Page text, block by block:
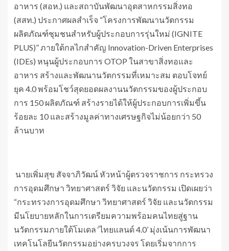
อาหาร (สอห.) และสถาบันพัฒนาอุตสาหกรรมสิ่งทอ
(สสท.) ประกาศผลสำเร็จ “โครงการพัฒนานวัตกรรม
ผลิตภัณฑ์ชุมชนสำหรับผู้ประกอบการรุ่นใหม่ (IGNITE
PLUS)” ภายใต้กลไกสำคัญ Innovation-Driven Enterprises
(IDEs) หนุนผู้ประกอบการ OTOP ในสาขาสิ่งทอและ
อาหาร สร้างและพัฒนานวัตกรรมที่เหมาะสม ตอบโจทย์
ยุค 4.0 พร้อมโชว์สุดยอดผลงานนวัตกรรมของผู้ประกอบ
การ 150 ผลิตภัณฑ์ สร้างรายได้ให้ผู้ประกอบการเพิ่มขึ้น
ร้อยละ 10 และสร้างมูลค่าทางเศรษฐกิจไม่น้อยกว่า 50
ล้านบาท
นายเพิ่มสุข สัจจาภิวัฒน์ หัวหน้าผู้ตรวจราชการ กระทรวง
การอุดมศึกษา วิทยาศาสตร์ วิจัย และนวัตกรรม เปิดเผยว่า
“กระทรวงการอุดมศึกษา วิทยาศาสตร์ วิจัย และนวัตกรรม
มีนโยบายหลักในการเตรียมความพร้อมคนไทยสู่ฐาน
นวัตกรรมภายใต้โมเดล ‘ไทยแลนด์ 4.0’ มุ่งเน้นการพัฒนา
เทคโนโลยีนวัตกรรมอย่างครบวงจร โดยเริ่มจากการ